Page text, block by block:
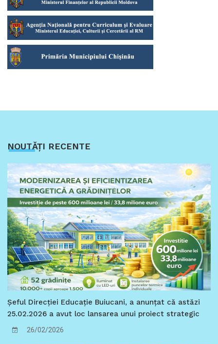
NOUTĂȚI RECENTE
Șeful Direcției Educație Buiucani, a anunțat că astăzi
25.02.2026 a avut loc lansarea unui proiect strategic
de importanță municipală, care marchează o
26/02/2026